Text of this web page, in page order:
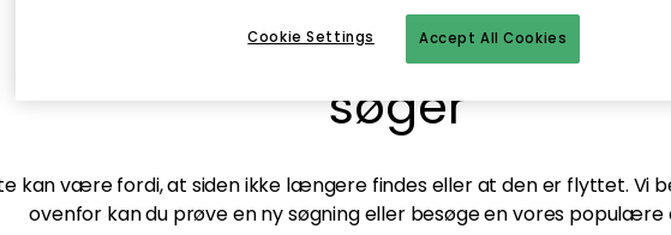
Vi fandt desværre ikke
søger
kan være fordi, at siden ikke længere findes eller at den er flyttet. Vi
ovenfor kan du prøve en ny søgning eller besøge en vores populære
Accept All Cookies
Cookie Settings